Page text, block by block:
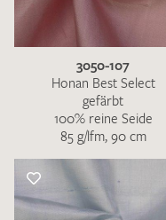
3050-107
Honan Best Select
gefärbt
100% reine Seide
85 g/lfm, 90 cm